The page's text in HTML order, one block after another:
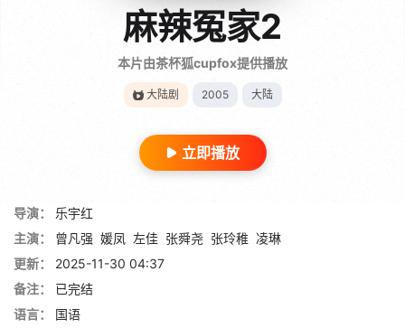
麻辣冤家2
本片由茶杯狐cupfox提供播放
大陆剧 2005 大陆
立即播放
导演：
乐宇红
主演：
曾凡强 媛凤 左佳 张舜尧 张玲稚 凌琳
更新：
2025-11-30 04:37
备注：
已完结
语言：
国语